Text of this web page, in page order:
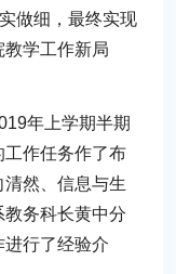
做细，最终实现
学工作新局
年上学期半期
作任务作了布
然、信息与生
务科长黄中分
行了经验介